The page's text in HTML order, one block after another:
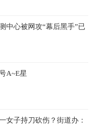
中心被网攻“幕后黑手”已
A~E星
女子持刀砍伤？街道办：